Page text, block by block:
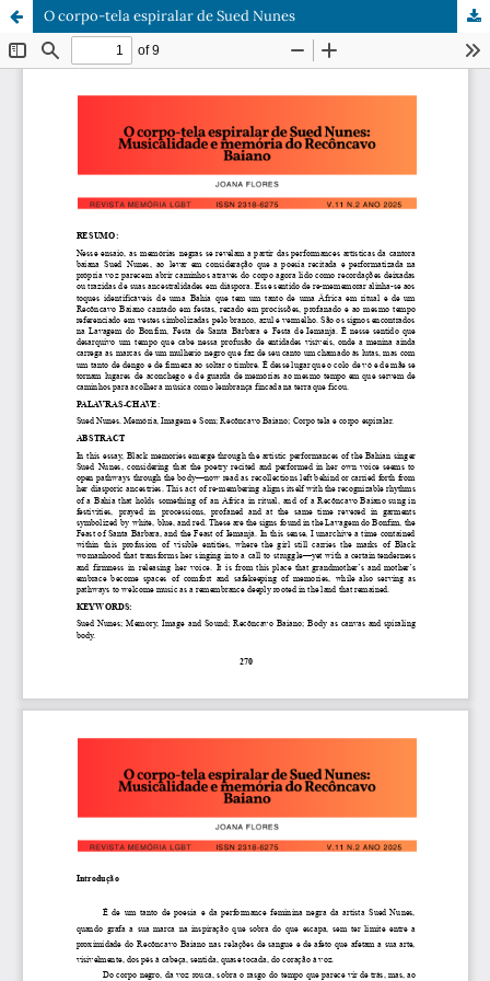
O corpo-tela espiralar de Sued Nunes